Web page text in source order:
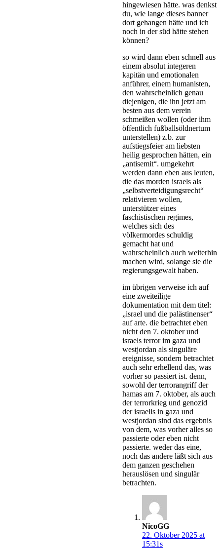
hingewiesen hätte. was denkst
du, wie lange dieses banner
dort gehangen hätte und ich
noch in der süd hätte stehen
können?
so wird dann eben schnell aus
einem absolut integeren
kapitän und emotionalen
anführer, einem humanisten,
den wahrscheinlich genau
diejenigen, die ihn jetzt am
besten aus dem verein
schmeißen wollen (oder ihm
öffentlich fußballsöldnertum
unterstellen) z.b. zur
aufstiegsfeier am liebsten
heilig gesprochen hätten, ein
„antisemit“. umgekehrt
werden dann eben aus leuten,
die das morden israels als
„selbstverteidigungsrecht“
relativieren wollen,
unterstützer eines
faschistischen regimes,
welches sich des
völkermordes schuldig
gemacht hat und
wahrscheinlich auch weiterhin
machen wird, solange sie die
regierungsgewalt haben.
im übrigen verweise ich auf
eine zweiteilige
dokumentation mit dem titel:
„israel und die palästinenser“
auf arte. die betrachtet eben
nicht den 7. oktober und
israels terror im gaza und
westjordan als singuläre
ereignisse, sondern betrachtet
auch sehr erhellend das, was
vorher so passiert ist. denn,
sowohl der terrorangriff der
hamas am 7. oktober, als auch
der terrorkrieg und genozid
der israelis in gaza und
westjordan sind das ergebnis
von dem, was vorher alles so
passierte oder eben nicht
passierte. weder das eine,
noch das andere läßt sich aus
dem ganzen geschehen
herauslösen und singulär
betrachten.
NicoGG
22. Oktober 2025 at
15:31s